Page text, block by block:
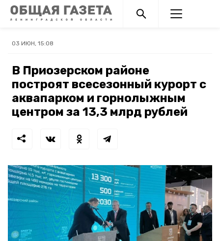
03 ИЮН, 15:08
В Приозерском районе
построят всесезонный курорт с
аквапарком и горнолыжным
центром за 13,3 млрд рублей